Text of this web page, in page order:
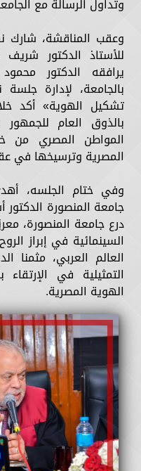
وتداول الرسالة مع
وعقب المناقشة، شارك
للأستاذ الدكتور
يرافقه الدكتور
بالجامعة، لإدارة
تشكيل الهوية» أكد
بالذوق العام
المواطن المصري من
المصرية وترسيخها في
وفي ختام الجلسه،
جامعة المنصورة
درع جامعة المنصورة،
السينمائية في إبراز
العالم العربي، مثمنا
التمثيلية في
الهوية المصرية.